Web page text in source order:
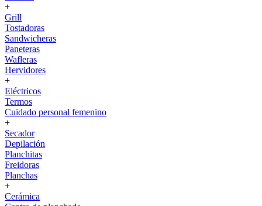
+
Grill
Tostadoras
Sandwicheras
Paneteras
Wafleras
Hervidores
+
Eléctricos
Termos
Cuidado personal femenino
+
Secador
Depilación
Planchitas
Freidoras
Planchas
+
Cerámica